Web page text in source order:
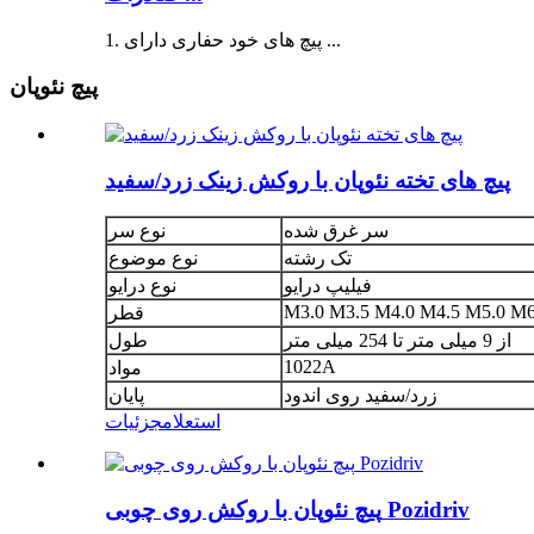
1. پیچ های خود حفاری دارای ...
پیچ نئوپان
پیچ های تخته نئوپان با روکش زینک زرد/سفید
نوع سر
سر غرق شده
نوع موضوع
تک رشته
نوع درایو
فیلیپ درایو
قطر
M3.0 M3.5 M4.0 M4.5 M5.0
طول
از 9 میلی متر تا 254 میلی متر
مواد
1022A
پایان
زرد/سفید روی اندود
استعلامجزئیات
پیچ نئوپان با روکش روی چوبی Pozidriv